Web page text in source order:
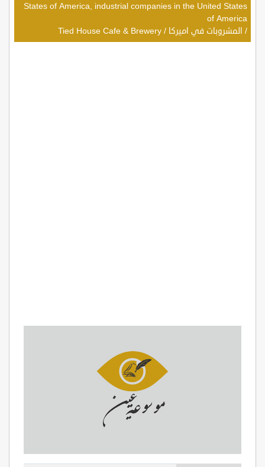
States of America, industrial companies in the United States
of America
/ المشروبات في اميركا /
Tied House Cafe & Brewery